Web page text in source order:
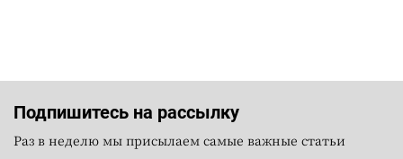
Подпишитесь на рассылку
Раз в неделю мы присылаем самые важные статьи